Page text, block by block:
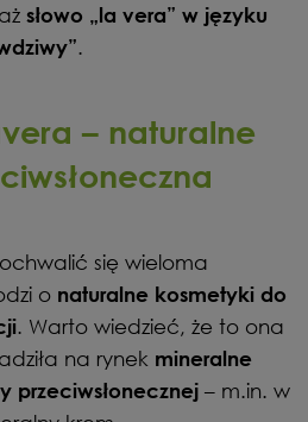
słowo „la vera” w języku
.
– naturalne
się wieloma
o naturalne kosmetyki do
. Warto wiedzieć, że to ona
na rynek mineralne
przeciwsłonecznej – m.in. w